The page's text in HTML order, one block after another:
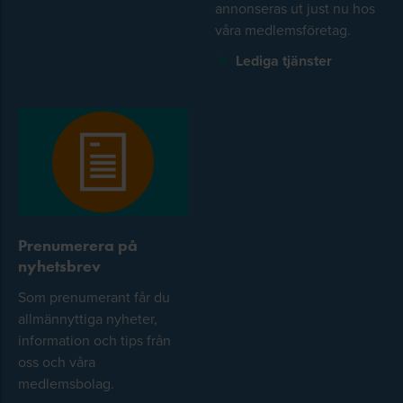
annonseras ut just nu hos
våra medlemsföretag.
Lediga tjänster
Prenumerera på
nyhetsbrev
Som prenumerant får du
allmännyttiga nyheter,
information och tips från
oss och våra
medlemsbolag.